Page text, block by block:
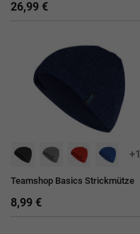
26,99 €
+1
Teamshop Basics Strickmütze
8,99 €